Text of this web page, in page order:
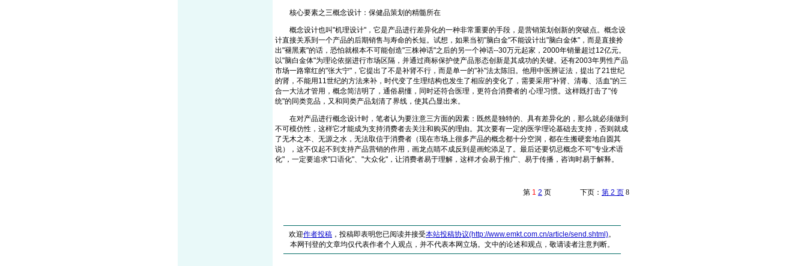
核心要素之三概念设计：保健品策划的精髓所在
概念设计也叫"机理设计"，它是产品进行差异化的一种非常重要的手段，是营销策划创新的突破点。概念设
计直接关系到一个产品的后期销售与寿命的长短。试想，如果当初"脑白金"不能设计出"脑白金体"，而是直接拎
出"褪黑素"的话，恐怕就根本不可能创造"三株神话"之后的另一个神话--30万元起家，2000年销量超过12亿元。
以"脑白金体"为理论依据进行市场区隔，并通过商标保护使产品形态创新是其成功的关键。还有2003年男性产品
市场一路窜红的"张大宁"，它提出了不是补肾不行，而是单一的"补"法太陈旧。他用中医辨证法，提出了21世纪
的肾，不能用11世纪的方法来补，时代变了生理结构也发生了相应的变化了，需要采用"补肾、清毒、活血"的三
合一大法才管用，概念简洁明了，通俗易懂，同时还符合医理，更符合消费者的 心理习惯。这样既打击了"传
统"的同类竞品，又和同类产品划清了界线，使其凸显出来。
在对产品进行概念设计时，笔者认为要注意三方面的因素：既然是独特的、具有差异化的，那么就必须做到
不可模仿性，这样它才能成为支持消费者去关注和购买的理由。其次要有一定的医学理论基础去支持，否则就成
了无木之本、无源之水，无法取信于消费者（现在市场上很多产品的概念都十分空洞，都在生搬硬套地自圆其
说），这不仅起不到支持产品营销的作用，画龙点睛不成反到是画蛇添足了。最后还要切忌概念不可"专业术语
化"，一定要追求"口语化"、"大众化"，让消费者易于理解，这样才会易于推广、易于传播，咨询时易于解释。
第 1 2 页 下页： 第 2 页 8
欢迎作者投稿 ，投稿即表明您已阅读并接受本站投稿协议(http://www.emkt.com.cn/article/send.shtml)。
本网刊登的文章均仅代表作者个人观点，并不代表本网立场。文中的论述和观点，敬请读者注意判断。